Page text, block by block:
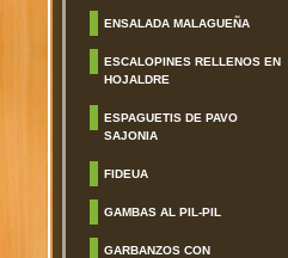
ENSALADA MALAGUEÑA
ESCALOPINES RELLENOS EN
HOJALDRE
ESPAGUETIS DE PAVO
SAJONIA
FIDEUA
GAMBAS AL PIL-PIL
GARBANZOS CON